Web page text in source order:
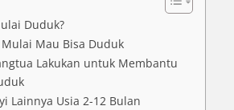
Duduk?
Mau Bisa Duduk
Lakukan untuk Membantu
Lainnya Usia 2-12 Bulan